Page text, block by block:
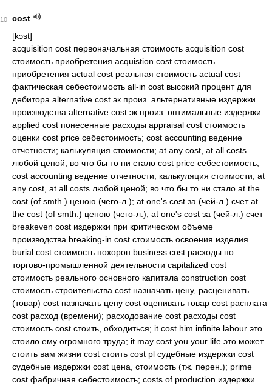
10
cost
[kɔst]
acquisition cost первоначальная стоимость acquisition cost
стоимость приобретения acquistion cost стоимость
приобретения actual cost реальная стоимость actual cost
фактическая себестоимость all-in cost высокий процент для
дебитора alternative cost эк.произ. альтернативные издержки
производства alternative cost эк.произ. оптимальные издержки
applied cost понесенные расходы appraisal cost стоимость
оценки cost price себестоимость; cost accounting ведение
отчетности; калькуляция стоимости; at any cost, at all costs
любой ценой; во что бы то ни стало cost price себестоимость;
cost accounting ведение отчетности; калькуляция стоимости; at
any cost, at all costs любой ценой; во что бы то ни стало at the
cost (of smth.) ценою (чего-л.); at one's cost за (чей-л.) счет at
the cost (of smth.) ценою (чего-л.); at one's cost за (чей-л.) счет
breakeven cost издержки при критическом объеме
производства breaking-in cost стоимость освоения изделия
burial cost стоимость похорон business cost расходы по
торгово-промышленной деятельности capitalized cost
стоимость реального основного капитала construction cost
стоимость строительства cost назначать цену, расценивать
(товар) cost назначать цену cost оценивать товар cost расплата
cost расход (времени); расходование cost расходы cost
стоимость cost стоить, обходиться; it cost him infinite labour это
стоило ему огромного труда; it may cost you your life это может
стоить вам жизни cost стоить cost pl судебные издержки cost
судебные издержки cost цена, стоимость (тж. перен.); prime
cost фабричная себестоимость; costs of production издержки